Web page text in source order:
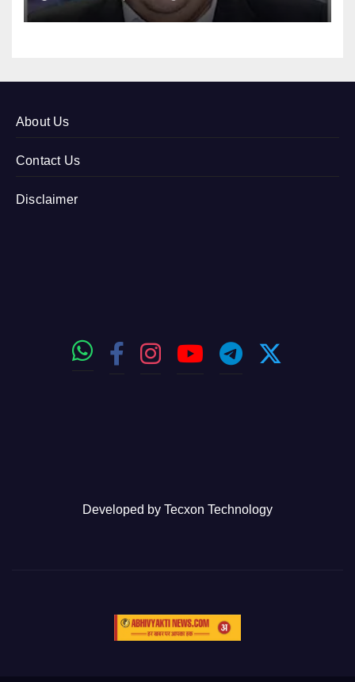
About Us
Contact Us
Disclaimer
Developed by Tecxon Technology